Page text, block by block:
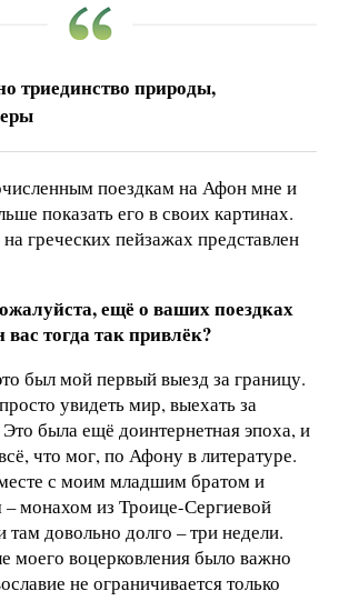
триединство природы,
поездкам на Афон мне и
показать его в своих картинах.
греческих пейзажах представлен
ещё о ваших поездках
тогда так привлёк?
был мой первый выезд за границу.
увидеть мир, выехать за
была ещё доинтернетная эпоха, и
что мог, по Афону в литературе.
с моим младшим братом и
монахом из Троице-Сергиевой
довольно долго – три недели.
моего воцерковления было важно
не ограничивается только